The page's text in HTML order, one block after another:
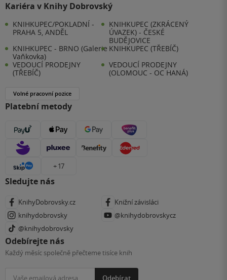
Kariéra v Knihy Dobrovský
KNIHKUPEC/POKLADNÍ -
PRAHA 5, ANDĚL
KNIHKUPEC (ZKRÁCENÝ
ÚVAZEK) - ČESKÉ
BUDĚJOVICE
KNIHKUPEC - BRNO (Galerie
Vaňkovka)
KNIHKUPEC (TŘEBÍČ)
VEDOUCÍ PRODEJNY
(TŘEBÍČ)
VEDOUCÍ PRODEJNY
(OLOMOUC - OC HANÁ)
Volné pracovní pozice
Platební metody
+ 17
Sledujte nás
KnihyDobrovsky.cz
Knižní závisláci
knihydobrovsky
@knihydobrovskycz
@knihydobrovsky
Odebírejte nás
Každý měsíc společně přečteme tisíce knih
Odebírat